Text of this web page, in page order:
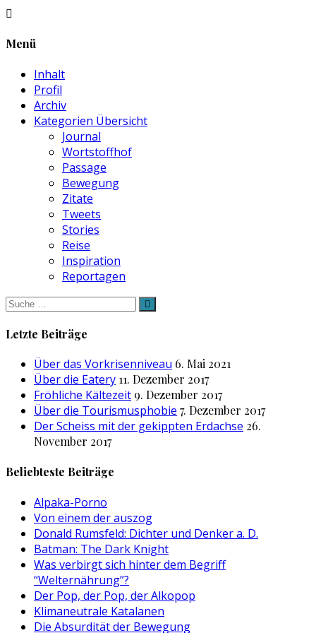
Menü
Inhalt
Profil
Archiv
Kategorien Übersicht
Journal
Wortstoffhof
Passage
Bewegung
Zitate
Tweets
Stories
Reise
Inspiration
Reportagen
Suche
nach:
Letzte Beiträge
Über das Vorkrisenniveau 6. Mai 2021
Über die Eatery 11. Dezember 2017
Fröhliche Kältezeit 9. Dezember 2017
Über die Tourismusphobie 7. Dezember 2017
Der Scheiss mit der gekippten Erdachse 26.
November 2017
Beliebteste Beiträge
Alpaka-Porno
Von einem der auszog
Donald Rumsfeld: Dichter und Denker a. D.
Batman: The Dark Knight
Was verbirgt sich hinter dem Begriff
“Welternährung”?
Der Pop, der Pop, der Alkopop
Klimaneutrale Katalanen
Die Absurdität der Bewegung